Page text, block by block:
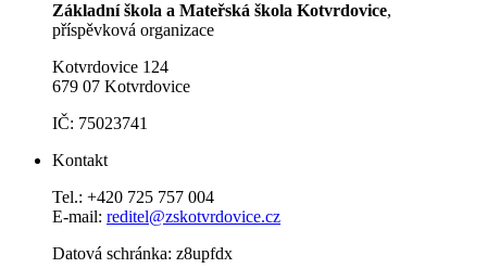
Základní škola a Mateřská škola Kotvrdovice,
příspěvková organizace
Kotvrdovice 124
679 07 Kotvrdovice
IČ: 75023741
Kontakt
Tel.: +420 725 757 004
E-mail: reditel@zskotvrdovice.cz
Datová schránka: z8upfdx